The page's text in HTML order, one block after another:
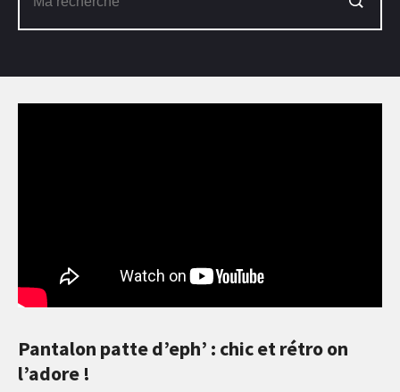
Pantalon patte d’eph’ : chic et rétro on
l’adore !